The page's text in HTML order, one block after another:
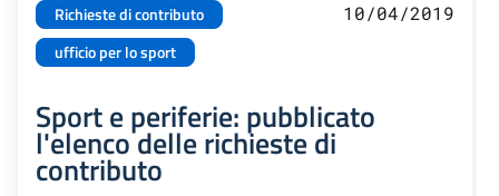
Richieste di contributo
ufficio per lo sport
10/04/2019
Sport e periferie: pubblicato
l'elenco delle richieste di
contributo